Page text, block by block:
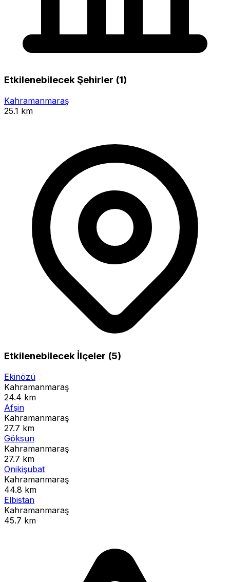
Etkilenebilecek Şehirler (1)
Kahramanmaraş
25.1 km
Etkilenebilecek İlçeler (5)
Ekinözü
Kahramanmaraş
24.4 km
Afşin
Kahramanmaraş
27.7 km
Göksun
Kahramanmaraş
27.7 km
Onikişubat
Kahramanmaraş
44.8 km
Elbistan
Kahramanmaraş
45.7 km